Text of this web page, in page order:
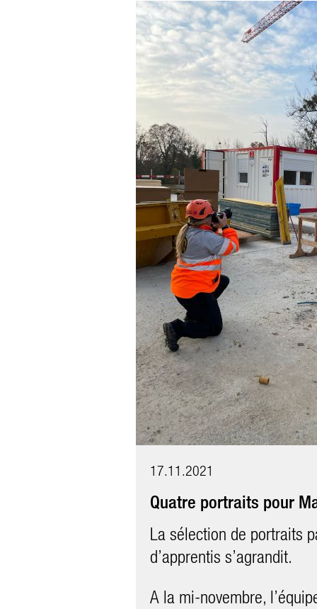
17.11.2021
Quatre portraits pour
La sélection de portraits
d’apprentis s’agrandit.
A la mi-novembre,
14.06.2021
martifuture se met à la
(RA)
Les premières prises en
C’est une expérience
monde, notamment pour
comédienne (apprentis
Le résultat pourra
sur les réseaux de
rate aucune actualité.